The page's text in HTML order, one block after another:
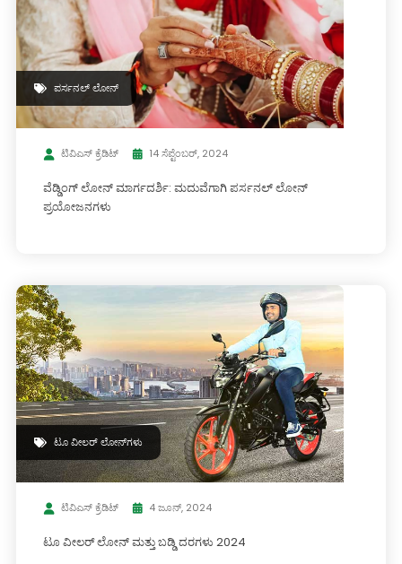
ಪರ್ಸನಲ್ ಲೋನ್
ಟಿವಿಎಸ್ ಕ್ರೆಡಿಟ್ 14 ಸೆಪ್ಟೆಂಬರ್, 2024
ವೆಡ್ಡಿಂಗ್ ಲೋನ್ ಮಾರ್ಗದರ್ಶಿ: ಮದುವೆಗಾಗಿ ಪರ್ಸನಲ್ ಲೋನ್
ಪ್ರಯೋಜನಗಳು
ಟೂ ವೀಲರ್ ಲೋನ್‌ಗಳು
ಟಿವಿಎಸ್ ಕ್ರೆಡಿಟ್ 4 ಜೂನ್, 2024
ಟೂ ವೀಲರ್ ಲೋನ್ ಮತ್ತು ಬಡ್ಡಿ ದರಗಳು 2024